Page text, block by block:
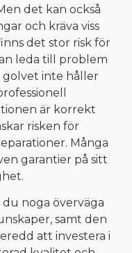
det kan också
och kräva viss
det stor risk för
leda till problem
golvet inte håller
är korrekt
risken för
Många
garantier på sitt
noga överväga
samt den
att investera i